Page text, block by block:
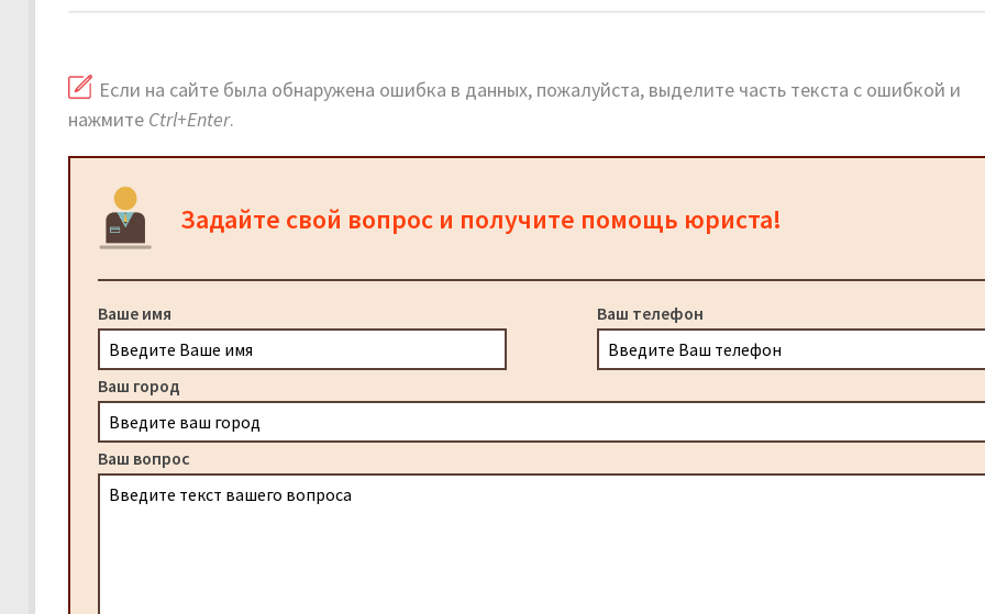
Если на сайте была обнаружена ошибка в данных, пожалуйста, выделите часть текста с ошибкой и
нажмите Ctrl+Enter.
Задайте свой вопрос и получите помощь юриста!
Ваше имя Ваш телефон
Ваш город
Ваш вопрос